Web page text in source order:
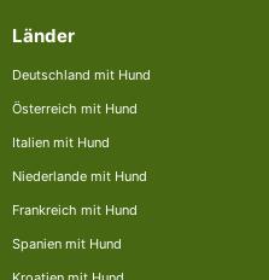
Länder
Deutschland mit Hund
Österreich mit Hund
Italien mit Hund
Niederlande mit Hund
Frankreich mit Hund
Spanien mit Hund